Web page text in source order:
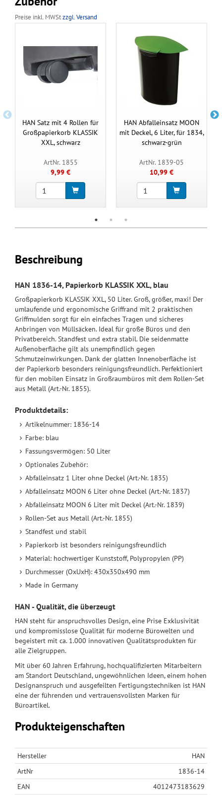
Preise inkl. MWStzzgl. Versand
HAN Satz mit 4 Rollen für
Großpapierkorb KLASSIK
XXL, schwarz
ArtNr. 1855
9,99 €
HAN Abfalleinsatz MOON
mit Deckel, 6 Liter, für 1834,
schwarz-grün
ArtNr. 1839-05
10,99 €
Beschreibung
HAN 1836-14, Papierkorb KLASSIK XXL, blau
Großpapierkorb KLASSIK XXL, 50 Liter. Groß, größer, maxi! Der
umlaufende und ergonomische Griffrand mit 2 praktischen
Griffmulden sorgt für ein einfaches Tragen und sicheres
Anbringen von Müllsäcken. Ideal für große Büros und den
Privatbereich. Standfest und extra stabil. Die seidenmatte
Außenoberfläche gilt als unempfindlich gegen
Schmutzeinwirkungen. Dank der glatten Innenoberfläche ist
der Papierkorb besonders reinigungsfreundlich. Perfektioniert
für den mobilen Einsatz in Großraumbüros mit dem Rollen-Set
aus Metall (Art.-Nr. 1855).
Produktdetails:
Artikelnummer: 1836-14
Farbe: blau
Fassungsvermögen: 50 Liter
Optionales Zubehör:
Abfalleinsatz 1 Liter ohne Deckel (Art.-Nr. 1835)
Abfalleinsatz MOON 6 Liter ohne Deckel (Art.-Nr. 1837)
Abfalleinsatz MOON 6 Liter mit Deckel (Art.-Nr. 1839)
Rollen-Set aus Metall (Art.-Nr. 1855)
Standfest und stabil
Papierkorb ist besonders reinigungsfreundlich
Material: hochwertiger Kunststoff, Polypropylen (PP)
Durchmesser (OxUxH): 430x350x490 mm
Made in Germany
HAN - Qualität, die überzeugt
HAN steht für anspruchsvolles Design, eine Prise Exklusivität
und kompromisslose Qualität für moderne Bürowelten und
begeistert mit ca. 1.000 innovativen Qualitätsprodukten für
alle Zielgruppen.
Mit über 60 Jahren Erfahrung, hochqualifizierten Mitarbeitern
am Standort Deutschland, ungewöhnlichen Ideen, einem hohen
Designanspruch und ausgefeilten Fertigungstechniken ist HAN
eine der führenden und vertrauensvollsten Marken für
Büroartikel.
Produkteigenschaften
Hersteller
HAN
ArtNr
1836-14
EAN
4012473183629